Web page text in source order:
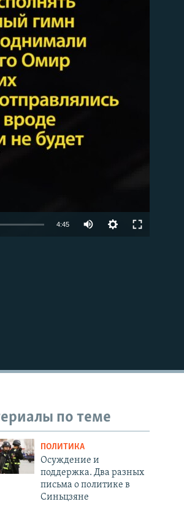
4:45
по теме
ПОЛИТИКА
Осуждение и
поддержка. Два разных
письма о политике в
Синьцзяне